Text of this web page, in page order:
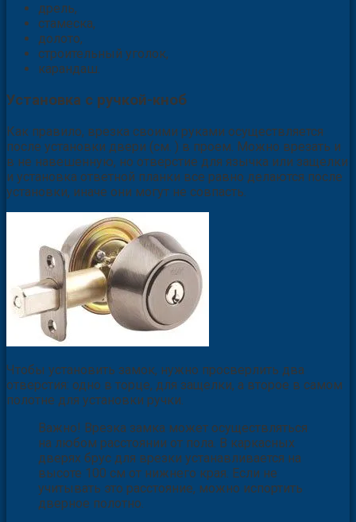
дрель,
стамеска,
долото,
строительный уголок,
карандаш.
Установка с ручкой-кноб
Как правило, врезка своими руками осуществляется
после установки двери (см. ) в проем. Можно врезать и
в не навешенную, но отверстие для язычка или защелки
и установка ответной планки все равно делаются после
установки, иначе они могут не совпасть.
Чтобы установить замок, нужно просверлить два
отверстия: одно в торце, для защелки, а второе в самом
полотне для установки ручки.
Важно! Врезка замка может осуществляться
на любом расстоянии от пола. В каркасных
дверях брус для врезки устанавливается на
высоте 100 см от нижнего края. Если не
учитывать это расстояние, можно испортить
дверное полотно.